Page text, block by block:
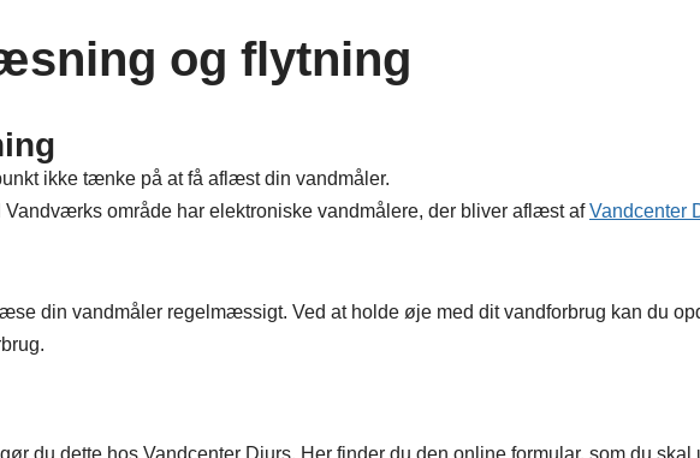
og flytning
ikke tænke på at få aflæst din vandmåler.
område har elektroniske vandmålere, der bliver aflæst afVandcenter
din vandmåler regelmæssigt. Ved at holde øje med dit vandforbrug kan du
du dette hos Vandcenter Djurs. Her finder du den online formular, som du skal